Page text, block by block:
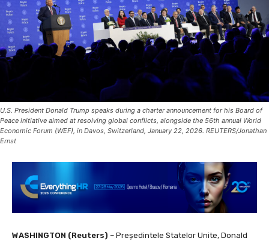
U.S. President Donald Trump speaks during a charter announcement for his Board of
Peace initiative aimed at resolving global conflicts, alongside the 56th annual World
Economic Forum (WEF), in Davos, Switzerland, January 22, 2026. REUTERS/Jonathan
Ernst
WASHINGTON (Reuters) – Președintele Statelor Unite, Donald